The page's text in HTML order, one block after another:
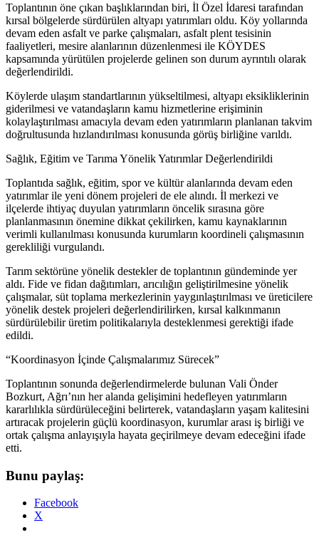
Toplantının öne çıkan başlıklarından biri, İl Özel İdaresi tarafından
kırsal bölgelerde sürdürülen altyapı yatırımları oldu. Köy yollarında
devam eden asfalt ve parke çalışmaları, asfalt plent tesisinin
faaliyetleri, mesire alanlarının düzenlenmesi ile KÖYDES
kapsamında yürütülen projelerde gelinen son durum ayrıntılı olarak
değerlendirildi.
Köylerde ulaşım standartlarının yükseltilmesi, altyapı eksikliklerinin
giderilmesi ve vatandaşların kamu hizmetlerine erişiminin
kolaylaştırılması amacıyla devam eden yatırımların planlanan takvim
doğrultusunda hızlandırılması konusunda görüş birliğine varıldı.
Sağlık, Eğitim ve Tarıma Yönelik Yatırımlar Değerlendirildi
Toplantıda sağlık, eğitim, spor ve kültür alanlarında devam eden
yatırımlar ile yeni dönem projeleri de ele alındı. İl merkezi ve
ilçelerde ihtiyaç duyulan yatırımların öncelik sırasına göre
planlanmasının önemine dikkat çekilirken, kamu kaynaklarının
verimli kullanılması konusunda kurumların koordineli çalışmasının
gerekliliği vurgulandı.
Tarım sektörüne yönelik destekler de toplantının gündeminde yer
aldı. Fide ve fidan dağıtımları, arıcılığın geliştirilmesine yönelik
çalışmalar, süt toplama merkezlerinin yaygınlaştırılması ve üreticilere
yönelik destek projeleri değerlendirilirken, kırsal kalkınmanın
sürdürülebilir üretim politikalarıyla desteklenmesi gerektiği ifade
edildi.
“Koordinasyon İçinde Çalışmalarımız Sürecek”
Toplantının sonunda değerlendirmelerde bulunan Vali Önder
Bozkurt, Ağrı’nın her alanda gelişimini hedefleyen yatırımların
kararlılıkla sürdürüleceğini belirterek, vatandaşların yaşam kalitesini
artıracak projelerin güçlü koordinasyon, kurumlar arası iş birliği ve
ortak çalışma anlayışıyla hayata geçirilmeye devam edeceğini ifade
etti.
Bunu paylaş:
Facebook
X